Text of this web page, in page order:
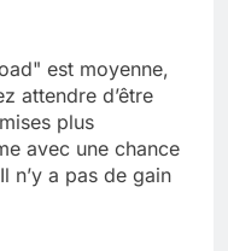
est moyenne,
attendre d’être
plus
avec une chance
n’y a pas de gain